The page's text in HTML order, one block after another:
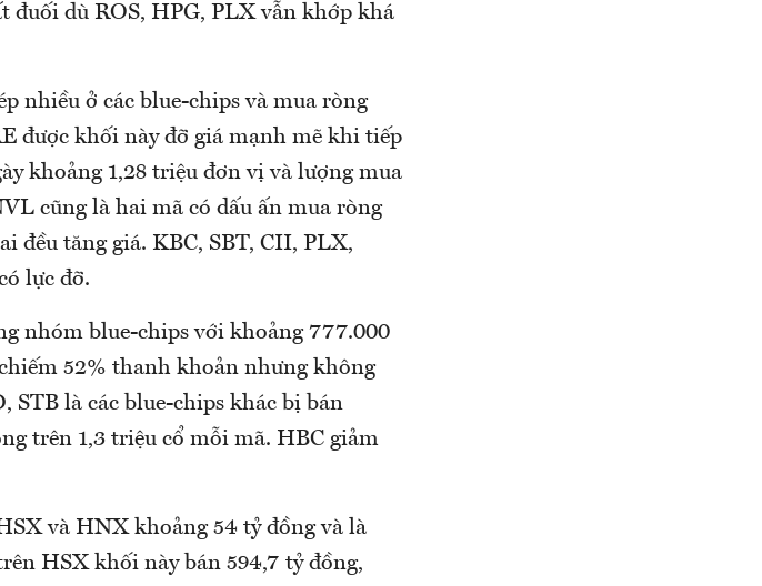
đuối dù ROS, HPG, PLX vẫn khớp khá
nhiều ở các blue-chips và mua ròng
được khối này đỡ giá mạnh mẽ khi tiếp
khoảng 1,28 triệu đơn vị và lượng mua
cũng là hai mã có dấu ấn mua ròng
đều tăng giá. KBC, SBT, CII, PLX,
lực đỡ.
nhóm blue-chips với khoảng 777.000
52% thanh khoản nhưng không
là các blue-chips khác bị bán
trên 1,3 triệu cổ mỗi mã. HBC giảm
và HNX khoảng 54 tỷ đồng và là
HSX khối này bán 594,7 tỷ đồng,